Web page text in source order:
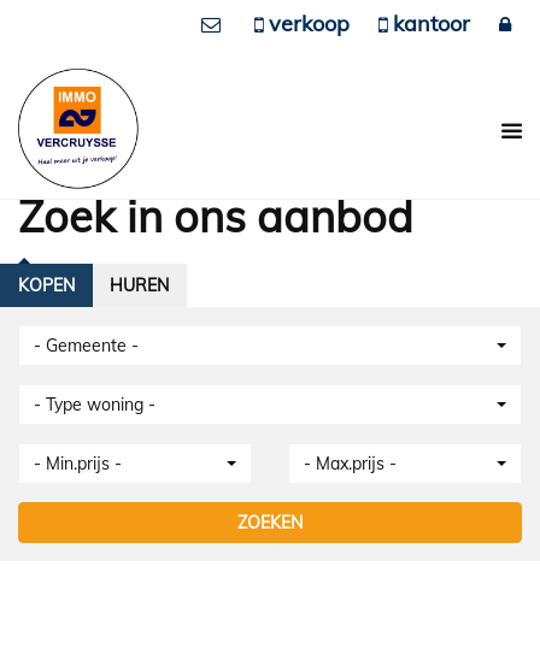
verkoop kantoor
Zoek in ons aanbod
- Gemeente -
- Type woning -
- Min.prijs - - Max.prijs -
ZOEKEN
KOPEN HUREN